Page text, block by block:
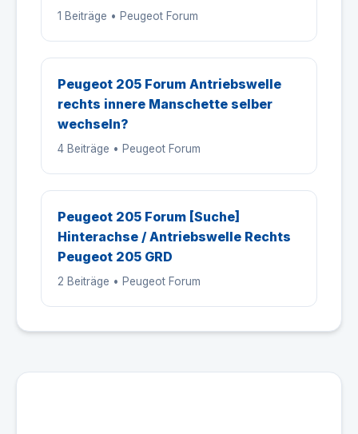
1 Beiträge • Peugeot Forum
Peugeot 205 Forum Antriebswelle
rechts innere Manschette selber
wechseln?
4 Beiträge • Peugeot Forum
Peugeot 205 Forum [Suche]
Hinterachse / Antriebswelle Rechts
Peugeot 205 GRD
2 Beiträge • Peugeot Forum